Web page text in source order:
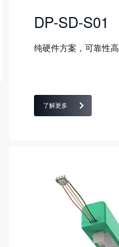
DP-SD-S01
纯硬件方案，可靠性高
了解更多